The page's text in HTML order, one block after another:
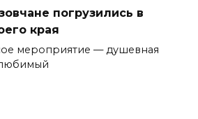
погрузились в
края
мероприятие — душевная